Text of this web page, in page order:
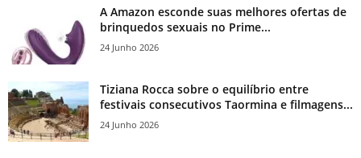
A Amazon esconde suas melhores ofertas de
brinquedos sexuais no Prime...
24 Junho 2026
Tiziana Rocca sobre o equilíbrio entre
festivais consecutivos Taormina e filmagens...
24 Junho 2026